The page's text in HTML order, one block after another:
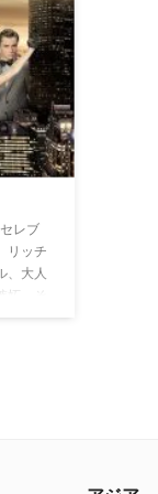
ラマ。
レブ
リッチ
、大人
、そ